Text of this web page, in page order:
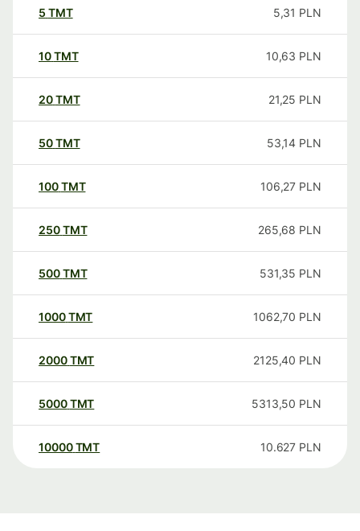
5 TMT 5,31 PLN
10TMT 10,63 PLN
20TMT 21,25 PLN
50TMT 53,14 PLN
100TMT 106,27 PLN
250TMT 265,68 PLN
500TMT 531,35 PLN
1000TMT 1062,70 PLN
2000TMT 2125,40 PLN
5000TMT 5313,50 PLN
10000 TMT 10.627 PLN